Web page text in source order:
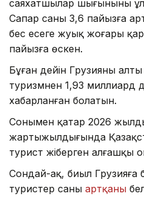
саяхатшылар шығынының
Сапар саны 3,6 пайызға
бес есеге жуық жоғары
пайызға өскен.
Бұған дейін Грузияның
туризмнен 1,93 миллиард
хабарланған болатын.
Сонымен қатар 2026
жартыжылдығында
турист жіберген алғашқы
Сондай-ақ, биыл Грузияға
туристер саны артқаны